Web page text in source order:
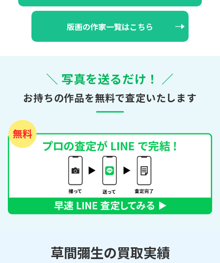
版画の作家一覧はこちら
＼ 写真を送るだけ！ ／
お持ちの作品を無料で査定いたします
草間彌生の買取実績